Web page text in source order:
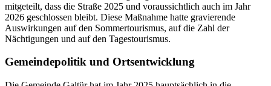
mitgeteilt, dass die Straße 2025 und voraussichtlich auch im Jahr
2026 geschlossen bleibt. Diese Maßnahme hatte gravierende
Auswirkungen auf den Sommertourismus, auf die Zahl der
Nächtigungen und auf den Tagestourismus.
Gemeindepolitik und Ortsentwicklung